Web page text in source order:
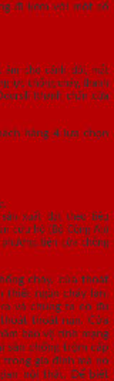
đi kèm với một số
âm cho cánh đôi, mắt
lực chống cháy, thanh
(thanh chặn cửa
hàng 4 lựa chọn
xuất đạt theo tiêu
cứu hộ (Bộ Công An)
tiện cửa chống
cháy, cửa thoát
thiết ngăn cháy lan,
và chúng ta có đủ
thoát nạn. Cửa
bảo vệ tính mạng
sản chống trộm cấp
trong gia đình mà nó
nội thất. Để biết